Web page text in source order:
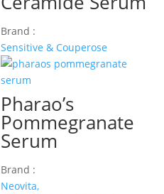
Brand :
Sensitive & Couperose
Pharao’s
Pommegranate
Serum
Brand :
Neovita,